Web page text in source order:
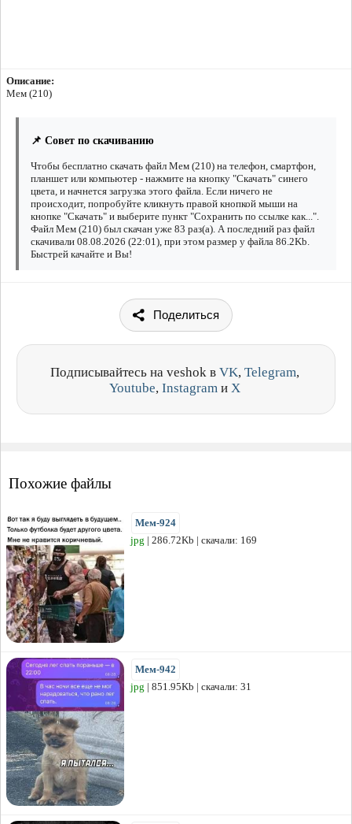
Описание:
Мем (210)
📌 Совет по скачиванию
Чтобы бесплатно скачать файл Мем (210) на телефон, смартфон,
планшет или компьютер - нажмите на кнопку "Скачать" синего
цвета, и начнется загрузка этого файла. Если ничего не
происходит, попробуйте кликнуть правой кнопкой мыши на
кнопке "Скачать" и выберите пункт "Сохранить по ссылке как...".
Файл Мем (210) был скачан уже 83 раз(а). А последний раз файл
скачивали 08.08.2026 (22:01), при этом размер у файла 86.2Kb.
Быстрей качайте и Вы!
Поделиться
Подписывайтесь на veshok в VK, Telegram,
Youtube, Instagram и X
Похожие файлы
Мем-924
jpg | 286.72Kb | скачали: 169
Мем-942
jpg | 851.95Kb | скачали: 31